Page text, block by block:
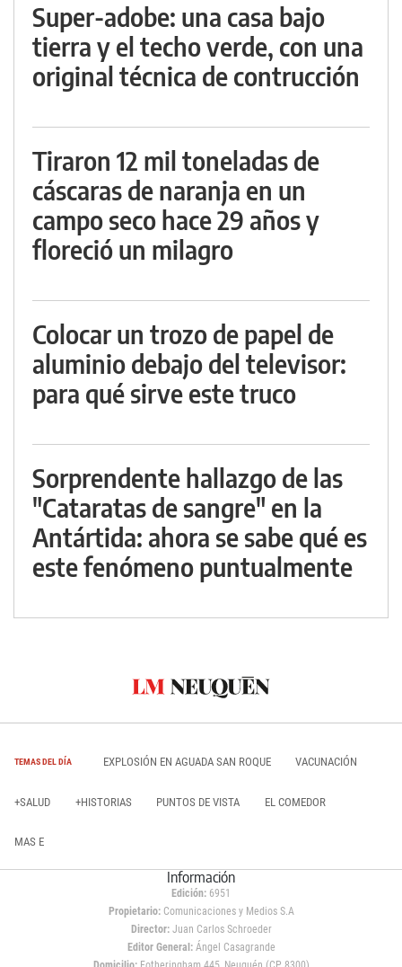
Super-adobe: una casa bajo
tierra y el techo verde, con una
original técnica de contrucción
Tiraron 12 mil toneladas de
cáscaras de naranja en un
campo seco hace 29 años y
floreció un milagro
Colocar un trozo de papel de
aluminio debajo del televisor:
para qué sirve este truco
Sorprendente hallazgo de las
"Cataratas de sangre" en la
Antártida: ahora se sabe qué es
este fenómeno puntualmente
TEMAS DEL DÍA EXPLOSIÓN EN AGUADA SAN ROQUE VACUNACIÓN
+SALUD +HISTORIAS PUNTOS DE VISTA EL COMEDOR
MAS E
Información
Edición: 6951
Propietario:Comunicaciones y Medios S.A
Director: Juan Carlos Schroeder
Editor General:Ángel Casagrande